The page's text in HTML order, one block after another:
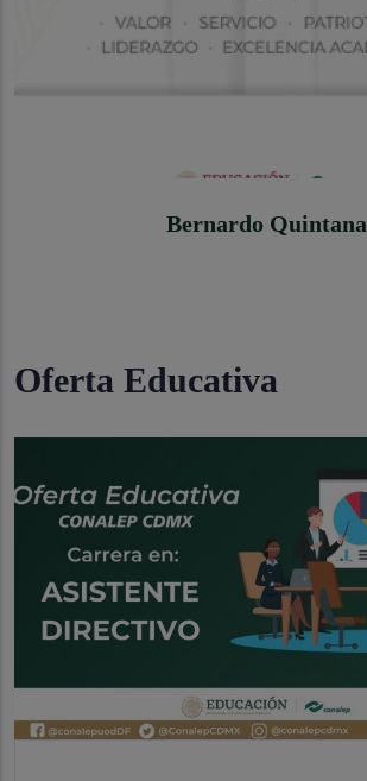
Bernardo Quintana
Oferta Educativa